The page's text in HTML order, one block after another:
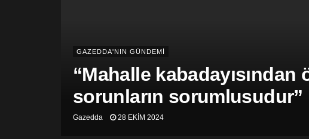
GAZEDDA'NIN GÜNDEMİ
“Mahalle
sorunların sorumlusudur”
Gazedda 28 EKIM 2024